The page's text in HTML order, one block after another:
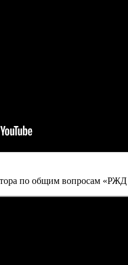
по общим вопросам